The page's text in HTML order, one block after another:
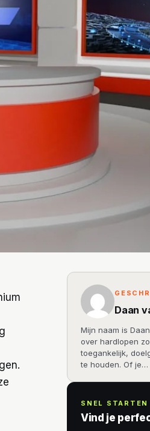
Daan
Mijn naam is
over hardlopen
toegankelijk,
te houden. Of je…
SNEL STARTEN
Vind je